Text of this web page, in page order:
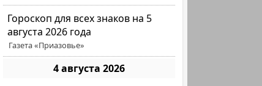
Гороскоп для всех знаков на 5
августа 2026 года
Газета «Приазовье»
4 августа 2026